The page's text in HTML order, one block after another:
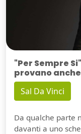
"Per Sempre
provano
Sal Da Vinci
Da qualche parte
davanti a uno